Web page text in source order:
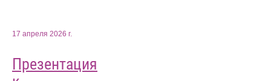
17 апреля 2026 г.
Презентация